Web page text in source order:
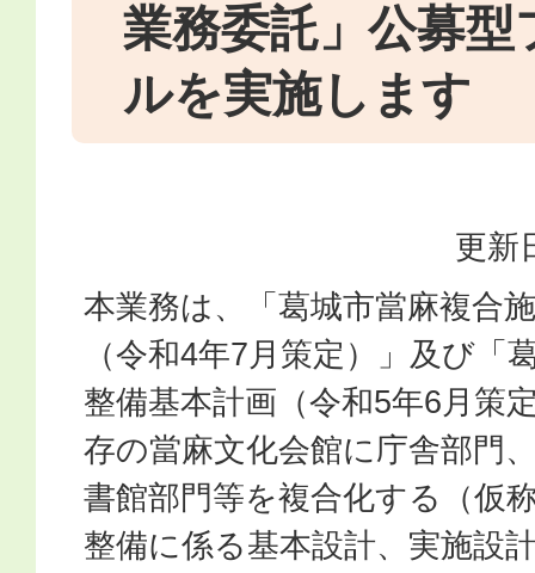
業務委託」公募型
ルを実施します
更新
本業務は、「葛城市當麻複合
（令和4年7月策定）」及び「
整備基本計画（令和5年6月策
存の當麻文化会館に庁舎部門
書館部門等を複合化する（仮
整備に係る基本設計、実施設